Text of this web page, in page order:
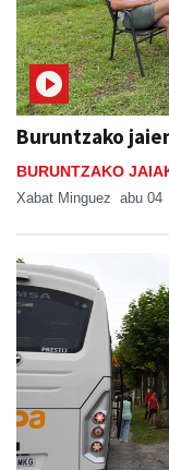
Buruntzako
BURUNTZAKO
Xabat Minguez abu 04